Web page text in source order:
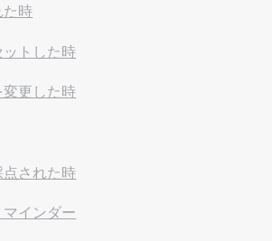
た時
トした時
更した時
された時
インダー